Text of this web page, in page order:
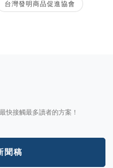
台灣發明商品促進協會
快接觸最多讀者的方案！
聞稿